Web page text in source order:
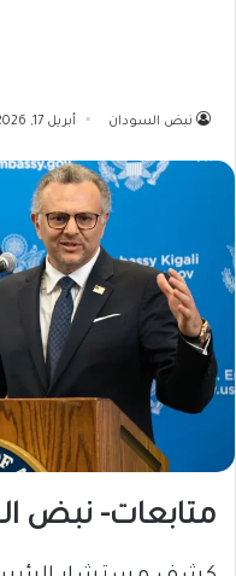
نبض السودان أبريل 17, 2026
متابعات- نبض